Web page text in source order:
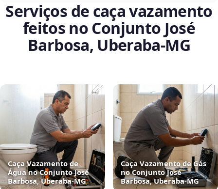
Serviços de caça vazamento
feitos no Conjunto José
Barbosa, Uberaba‑MG
Caça Vazamento de
Água no Conjunto José
Barbosa, Uberaba‑MG
Caça Vazamento de Gás
no Conjunto José
Barbosa, Uberaba‑MG